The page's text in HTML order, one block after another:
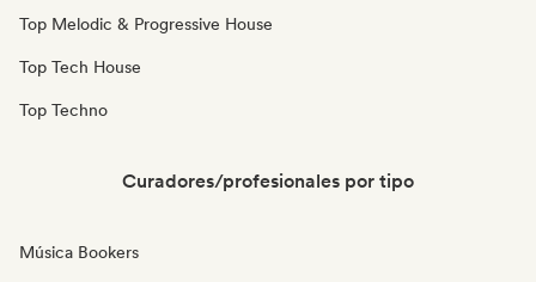
Top Melodic & Progressive House
Top Tech House
Top Techno
Curadores/profesionales por tipo
Música Bookers